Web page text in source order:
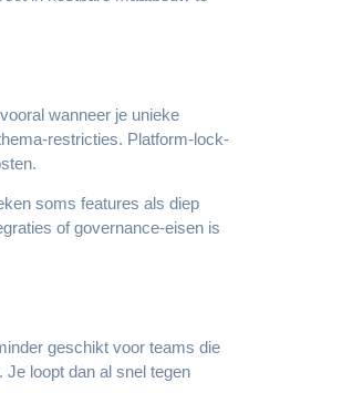
wanneer je unieke
restricties. Platform-lock-
soms features als diep
of governance-eisen is
geschikt voor teams die
loopt dan al snel tegen